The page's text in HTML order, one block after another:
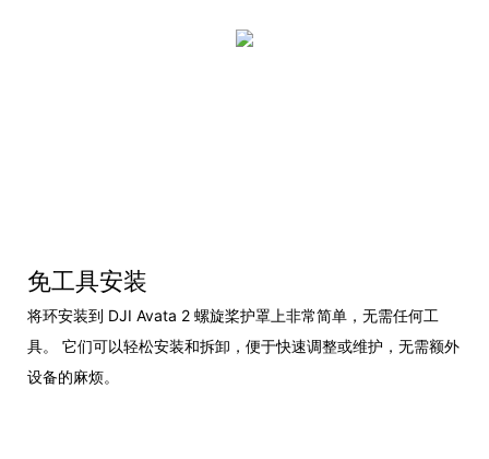
免工具安装
将环安装到 DJI Avata 2 螺旋桨护罩上非常简单，无需任何工
具。 它们可以轻松安装和拆卸，便于快速调整或维护，无需额外
设备的麻烦。